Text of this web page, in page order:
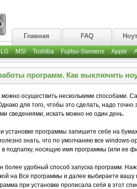
Главная FAQ
LG MSI Toshiba Fujitsu-Siemens Apple
программ. Как выключить
можно осуществить несколькими способами.
для того, чтобы это сделать, надо
сведениями, искать можно не один день.
установке программы запишите себе на
знать, что по умолчанию все
в подпапку, носящую имя программы (или ее
более удобный способ запуска программ.
на Все программы и далее выбираете вашу
при установке прописала себя в этот